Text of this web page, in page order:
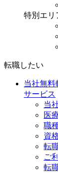
特別エリ
転職したい
当社無料
サービス
当
医
職
資
転
ご
転